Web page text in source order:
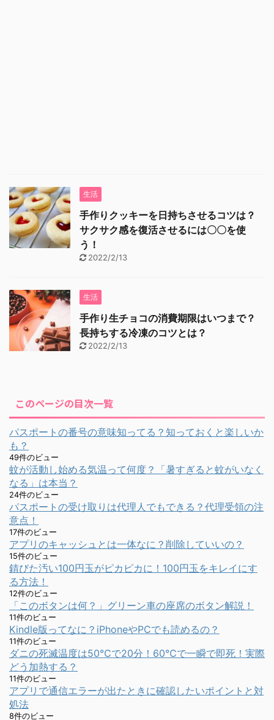
生活
手作りクッキーを日持ちさせるコツは？
サクサク感を復活させるには〇〇を使
う！
2022/2/13
生活
手作り生チョコの消費期限はいつまで？
長持ちする冷凍のコツとは？
2022/2/13
このページの目次一覧
パスポートの番号の意味知ってる？知っておくと楽しいか
も？
49件のビュー
蚊が活動し始める気温って何度？「暑すぎると蚊がいなく
なる」は本当？
24件のビュー
パスポートの受け取りは代理人でもできる？代理受領の注
意点！
17件のビュー
アプリのキャッシュとは一体なに？削除していいの？
15件のビュー
錆びた汚い100円玉がピカピカに！100円玉をキレイにす
る方法！
12件のビュー
「このボタンは何？」グリーン車の座席のボタン解説！
11件のビュー
Kindle版ってなに？iPhoneやPCでも読めるの？
11件のビュー
ダニの死滅温度は50℃で20分！60℃で一瞬で即死！実際
どう加熱する？
11件のビュー
アプリで通信エラーが出たときに確認したいポイントと対
処法
8件のビュー